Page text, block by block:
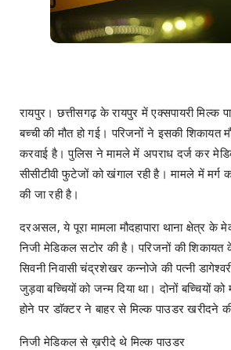
रायपुर। छत्तीसगढ़ के रायपुर में एक्सपायरी मिल्क
बच्ची की मौत हो गई। परिजनों ने इसकी शिकायत
करवाई है। पुलिस ने मामले में अपराध दर्ज कर
सीसीटीवी फुटेजों को खंगाल रही है। मामले में
की जा रही है।
दरअसल, ये पूरा मामला मौदहापारा थाना क्षेत्र के
निजी मेडिकल सटोर की है। परिजनों की
सिवनी निवासी चंद्रशेखर कन्नोजे की पत्नी
जुड़वा बच्चियों को जन्म दिया था। दोनों बच्चियों को
होने पर डाॅक्टर ने बाहर से मिल्क पाउडर खरीदने
निजी मेडिकल से ख़रीदे थे मिल्क पाउडर